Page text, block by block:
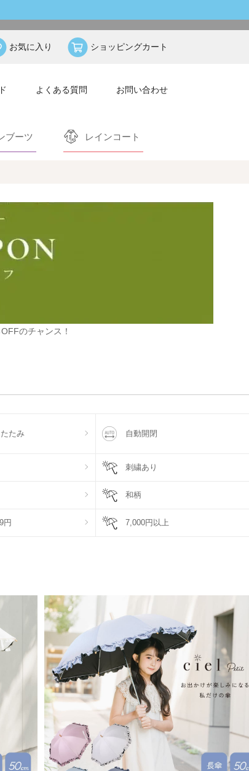
お気に入り ショッピングカート
よくある質問 お問い合わせ
ブーツ レインコート
のチャンス！
たみ 自動開閉
刺繍あり
和柄
円 7,000円以上